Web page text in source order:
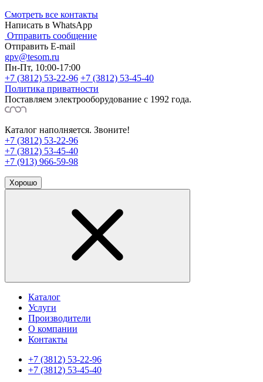
Смотреть все контакты
Написать в WhatsApp
Отправить сообщение
Отправить E-mail
gpv@tesom.ru
Пн-Пт, 10:00-17:00
+7 (3812) 53-22-96 +7 (3812) 53-45-40
Политика приватности
Поставляем электрооборудование с 1992 года.
Каталог наполняется. Звоните!
+7 (3812) 53-22-96
+7 (3812) 53-45-40
+7 (913) 966-59-98
Хорошо
Каталог
Услуги
Производители
О компании
Контакты
+7 (3812) 53-22-96
+7 (3812) 53-45-40